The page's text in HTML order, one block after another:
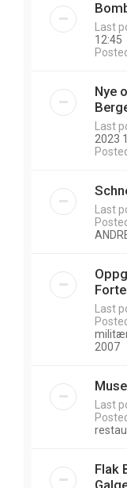
Last
12:45
Nye
Last
2023
Last
Last
2007
Last
Flak